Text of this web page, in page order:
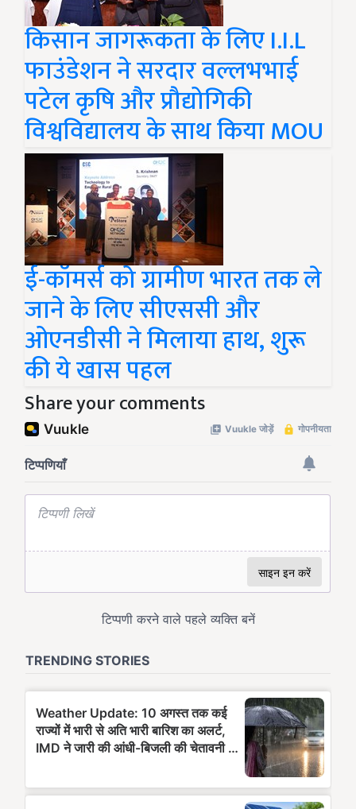
किसान जागरूकता के लिए I.I.L
फाउंडेशन ने सरदार वल्लभभाई
पटेल कृषि और प्रौद्योगिकी
विश्वविद्यालय के साथ किया MOU
ई-कॉमर्स को ग्रामीण भारत तक ले
जाने के लिए सीएससी और
ओएनडीसी ने मिलाया हाथ, शुरू
की ये खास पहल
Share your comments